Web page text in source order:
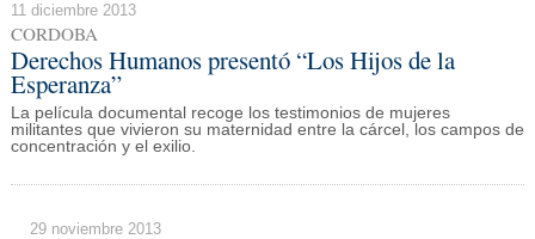
11 diciembre 2013
CORDOBA
Derechos Humanos presentó “Los Hijos de la
Esperanza”
La película documental recoge los testimonios de mujeres
militantes que vivieron su maternidad entre la cárcel, los campos de
concentración y el exilio.
29 noviembre 2013